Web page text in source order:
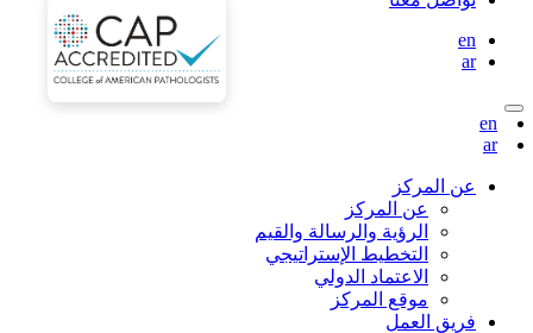
en
ar
en
ar
عن المركز
عن المركز
الرؤية والرسالة والقيم
التخطيط الإستراتيجي
الاعتماد الدولي
موقع المركز
فريق العمل